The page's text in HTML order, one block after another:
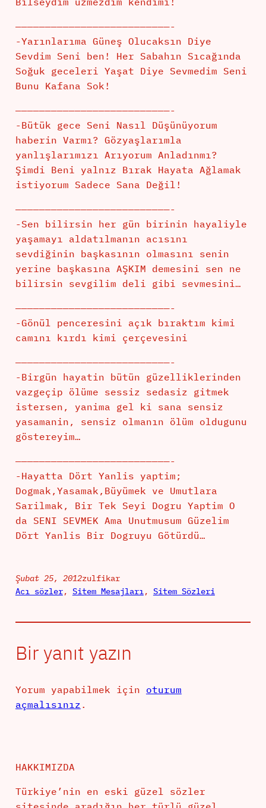
——————————————————————————-
-Yarınlarıma Güneş Olucaksın Diye
Sevdim Seni ben! Her Sabahın Sıcağında
Soğuk geceleri Yaşat Diye Sevmedim Seni
Bunu Kafana Sok!
——————————————————————————-
-Bütük gece Seni Nasıl Düşünüyorum
haberin Varmı? Gözyaşlarımla
yanlışlarımızı Arıyorum Anladınmı?
Şimdi Beni yalnız Bırak Hayata Ağlamak
istiyorum Sadece Sana Değil!
——————————————————————————-
-Sen bilirsin her gün birinin hayaliyle
yaşamayı aldatılmanın acısını
sevdiğinin başkasının olmasını senin
yerine başkasına AŞKIM demesini sen ne
bilirsin sevgilim deli gibi sevmesini…
——————————————————————————-
-Gönül penceresini açık bıraktım kimi
camını kırdı kimi çerçevesini
——————————————————————————-
-Birgün hayatin bütün güzelliklerinden
vazgeçip ölüme sessiz sedasiz gitmek
istersen, yanima gel ki sana sensiz
yasamanin, sensiz olmanın ölüm oldugunu
göstereyim…
——————————————————————————-
-Hayatta Dört Yanlis yaptim;
Dogmak,Yasamak,Büyümek ve Umutlara
Sarilmak, Bir Tek Seyi Dogru Yaptim O
da SENI SEVMEK Ama Unutmusum Güzelim
Dört Yanlis Bir Dogruyu Götürdü…
Şubat 25, 2012zulfikar
Acı sözler, Sitem Mesajları, Sitem Sözleri
Bir yanıt yazın
Yorum yapabilmek için oturum
açmalısınız .
HAKKIMIZDA
Türkiye’nin en eski güzel sözler